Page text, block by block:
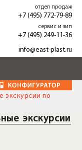
отдел продаж
+7 (495) 772-79-89
сервис и зип
+7 (495) 249-11-36
info@east-plast.ru
экскурсии по
экскурсии